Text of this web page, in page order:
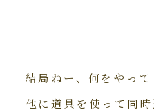
結局ねー、何をやっ
他に道具を使って同